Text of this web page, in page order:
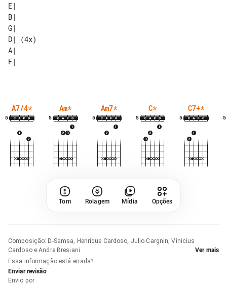
E|
B|
G|
D| (4x)
A|
A7/4*
5
Am*
5
Am7*
5
C*
5
C7+*
5 5
Tom Rolagem Mídia Opções
Composição: D-Samsa, Henrique Cardoso, Julio Cargnin, Vinicius
Cardoso e Andre Bresiani
Ver mais
Essa informação está errada?
Enviar revisão
Envio por